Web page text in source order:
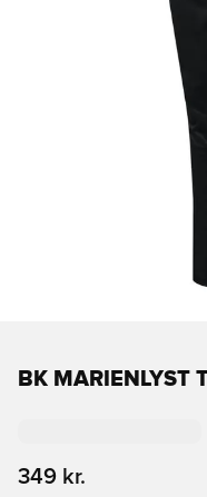
BK MARIENLYST
349 kr.